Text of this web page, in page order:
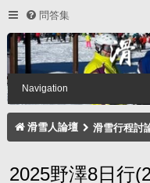
問答集
Navigation
滑雪人論壇 滑雪行程討
2025野澤8日行